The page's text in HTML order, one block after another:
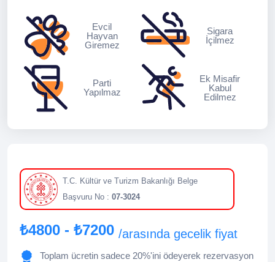
Evcil
Hayvan
Giremez
Sigara
İçilmez
Parti
Yapılmaz
Ek Misafir
Kabul
Edilmez
T.C. Kültür ve Turizm Bakanlığı Belge
Başvuru No : 07-3024
₺4800 - ₺7200 /arasında gecelik fiyat
Toplam ücretin sadece 20%'ini ödeyerek rezervasyon